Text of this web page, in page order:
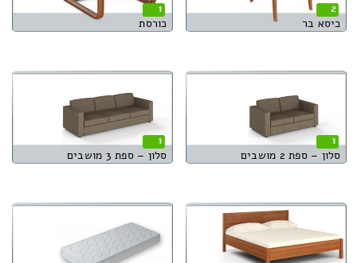
2
כיסא בר
1
כורסת
1
סלון – ספת 2 מושבים
1
סלון – ספת 3 מושבים